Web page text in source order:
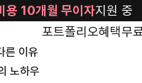
른 이유
노하우
포트폴리오혜택무
용 10개월 무이자지원 중